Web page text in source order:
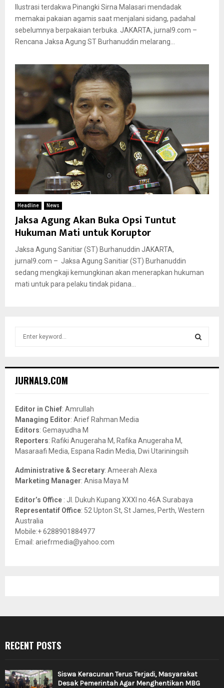
Ilustrasi terdakwa Pinangki Sirna Malasari mendadak
memakai pakaian agamis saat menjalani sidang, padahal
sebelumnya berpakaian terbuka. JAKARTA, jurnal9.com –
Rencana Jaksa Agung ST Burhanuddin melarang...
Headline News
Jaksa Agung Akan Buka Opsi Tuntut
Hukuman Mati untuk Koruptor
Jaksa Agung Sanitiar (ST) Burhanuddin JAKARTA,
jurnal9.com – Jaksa Agung Sanitiar (ST) Burhanuddin
sedang mengkaji kemungkinan akan menerapkan hukuman
mati untuk para pelaku tindak pidana...
h
o
r
:
JURNAL9.COM
Editor in Chief: Amrullah
Managing Editor: Arief Rahman Media
Editors: Gemayudha M
Reporters: Rafiki Anugeraha M, Rafika Anugeraha M,
Masaraafi Media, Espana Radin Media, Dwi Utariningsih
Administrative & Secretary: Ameerah Alexa
Marketing Manager: Anisa Maya M
Editor’s Office : Jl. Dukuh Kupang XXXI no.46A Surabaya
Representatif Office: 52 Upton St, St James, Perth, Western
Australia
Mobile:+ 6288901884977
Email: ariefrmedia@yahoo.com
RECENT POSTS
Siswa Keracunan Terus Terjadi, Masyarakat
Desak Pemerintah Agar Menghentikan MBG